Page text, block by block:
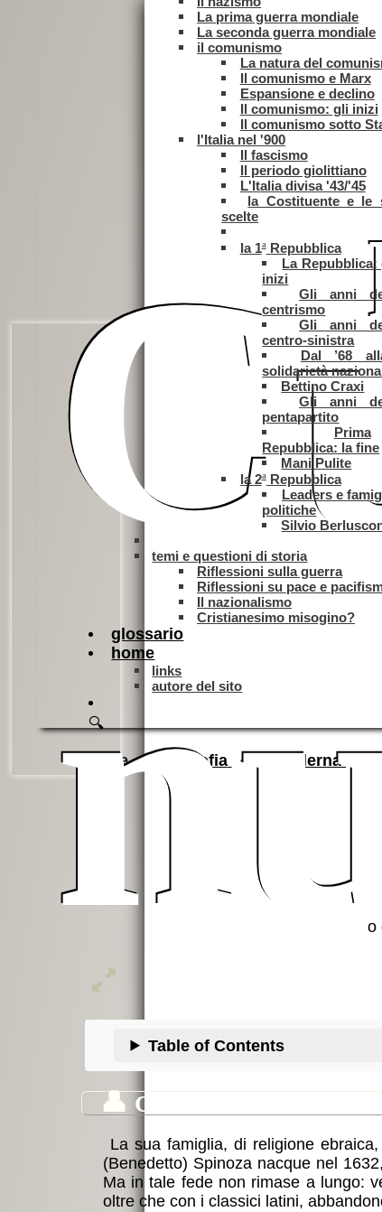
Occidente!
La prima guerra mondiale
La seconda guerra mondiale
il comunismo
La natura del
Il comunismo e Marx
Espansione e declino
Il comunismo: gli inizi
Il comunismo sotto
l'Italia nel '900
Il fascismo
Il periodo giolittiano
L'Italia divisa '43/'45
la Costituente e le
scelte
la 1aRepubblica
La Repubblica:
inizi
Gli anni
centrismo
Gli anni
centro-sinistra
Dal ’68
solidarietà
Bettino Craxi
Gli anni
pentapartito
Prima
Repubblica: la fine
Mani Pulite
la 2aRepubblica
Leaders e
politiche
Silvio
temi e questioni di storia
Riflessioni sulla guerra
Riflessioni su pace e
Il nazionalismo
Cristianesimo misogino?
glossario
home
links
autore del sito
🔍
Home Filosofia 2.moderna
Baruch Spinoza
Table of Contents
👤 Cenni sulla vita
La sua famiglia, di religione
(Benedetto) Spinoza nacque nel
Ma in tale fede non rimase a lungo:
oltre che con i classici latini,